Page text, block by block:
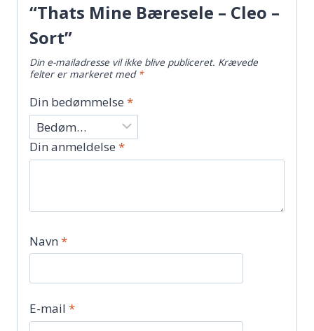
“Thats Mine Bæresele – Cleo –
Sort”
Din e-mailadresse vil ikke blive publiceret. Krævede
felter er markeret med *
Din bedømmelse *
Din anmeldelse *
Navn *
E-mail *